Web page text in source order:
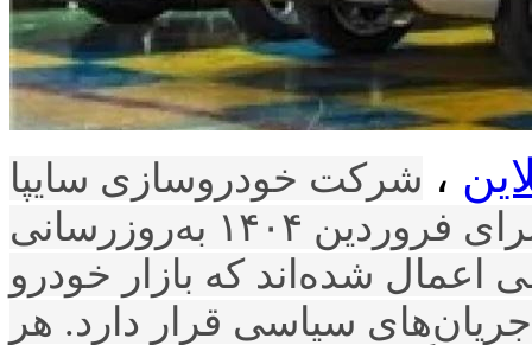
، شرکت خودروسازی سایپا
اخیراً قیمت کارخانه‌ محصولات خود را برای فروردین ۱۴۰۴ به‌روزرسانی
اعمال شده‌اند که بازار خودرو
سیاسی قرار دارد. هر